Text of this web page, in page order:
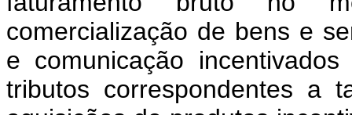
comercialização de bens e
e comunicação
tributos correspondentes a